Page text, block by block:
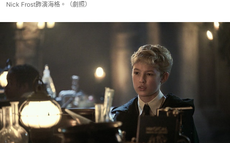
Nick Frost飾演海格。（劇照）